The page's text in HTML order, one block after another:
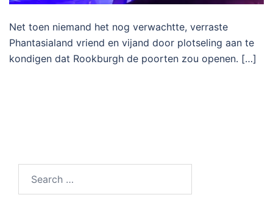
Net toen niemand het nog verwachtte, verraste
Phantasialand vriend en vijand door plotseling aan te
kondigen dat Rookburgh de poorten zou openen. […]